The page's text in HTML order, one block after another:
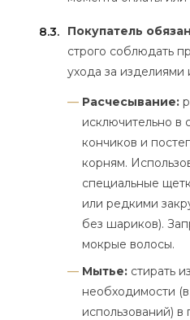
8.3. Покупатель обязан
строго соблюдать
ухода за изделиями
Расчесывание:
исключительно в
кончиков и
корням.
специальные
или редкими
без шариков).
мокрые волосы.
Мытье: стирать
необходимости
использований)